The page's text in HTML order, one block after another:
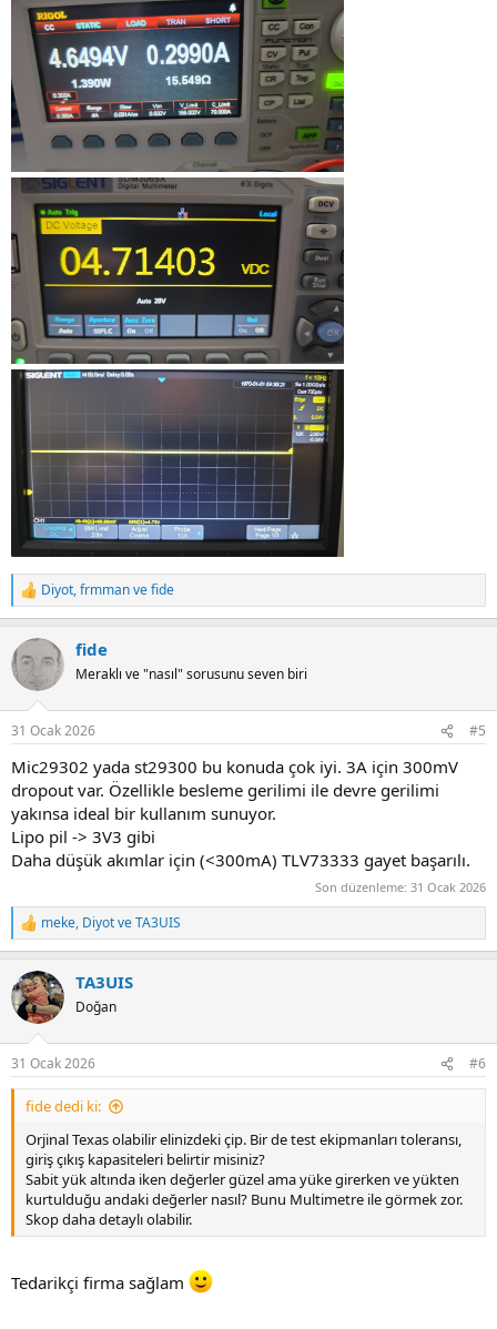
R
e
c
t
i
s
Diyot,frmmanvefide
fide
Meraklı ve "nasıl" sorusunu seven biri
31 Ocak 2026 #5
Mic29302 yada st29300 bu konuda çok iyi. 3A için 300mV
dropout var. Özellikle besleme gerilimi ile devre gerilimi
yakınsa ideal bir kullanım sunuyor.
Lipo pil -> 3V3 gibi
Daha düşük akımlar için (<300mA) TLV73333 gayet başarılı.
Son düzenleme: 31 Ocak 2026
R
e
c
t
i
s
:
meke, DiyotveTA3UIS
TA3UIS
Doğan
31 Ocak 2026 #6
fide dedi ki:
Orjinal Texas olabilir elinizdeki çip. Bir de test ekipmanları toleransı,
giriş çıkış kapasiteleri belirtir misiniz?
Sabit yük altında iken değerler güzel ama yüke girerken ve yükten
kurtulduğu andaki değerler nasıl? Bunu Multimetre ile görmek zor.
Skop daha detaylı olabilir.
Tedarikçi firma sağlam